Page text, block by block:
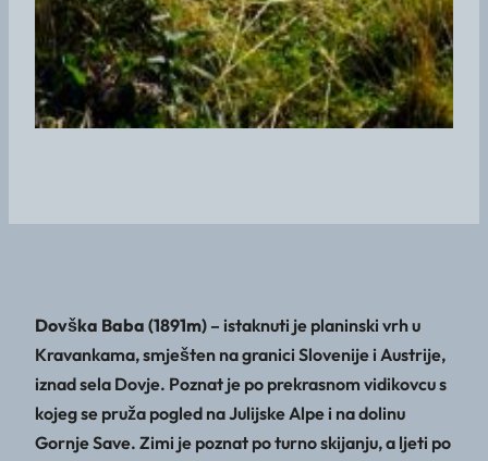
Dovška Baba (1891m) – istaknuti je planinski vrh u
Kravankama, smješten na granici Slovenije i Austrije,
iznad sela Dovje. Poznat je po prekrasnom vidikovcu s
kojeg se pruža pogled na Julijske Alpe i na dolinu
Gornje Save. Zimi je poznat po turno skijanju, a ljeti po